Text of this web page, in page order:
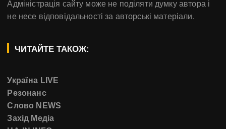
Адміністрація сайту може не поділяти думку автора і
не несе відповідальності за авторські матеріали.
ЧИТАЙТЕ ТАКОЖ:
Україна LIVE
Резонанс
Слово NEWS
Захід Медіа